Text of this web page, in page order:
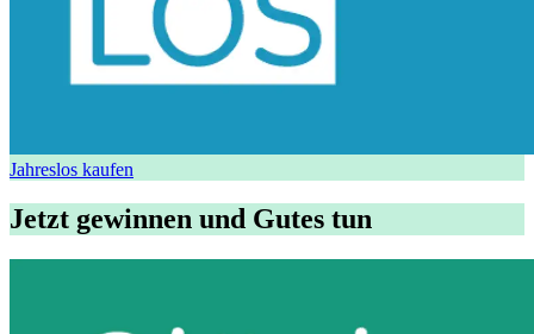
Jahreslos kaufen
Jetzt gewinnen und Gutes tun